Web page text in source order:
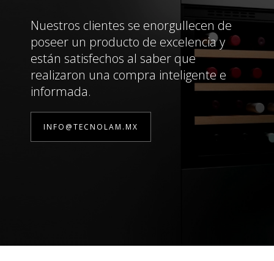
Nuestros clientes se enorgullecen de
poseer un producto de excelencia y
están satisfechos al saber que
realizaron una compra inteligente e
informada.
INFO@TECNOLAM.MX